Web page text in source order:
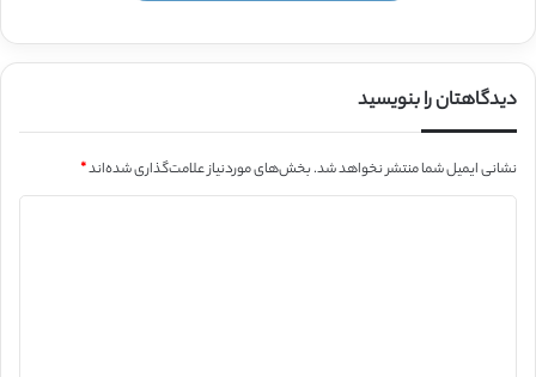
دیدگاهتان را بنویسید
نشانی ایمیل شما منتشر نخواهد شد.بخش‌های موردنیاز علامت‌گذاری شده‌اند*